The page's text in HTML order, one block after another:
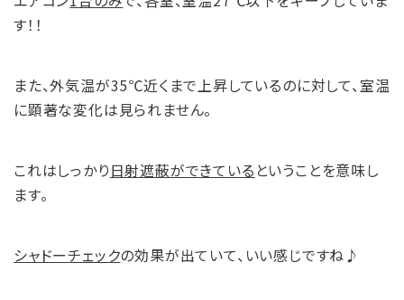
す！！
また、外気温が35℃近くまで上昇しているのに対して、室温
に顕著な変化は見られません。
これはしっかり日射遮蔽ができている ということを意味し
ます。
シャドーチェックの効果が出ていて、いい感じですね♪